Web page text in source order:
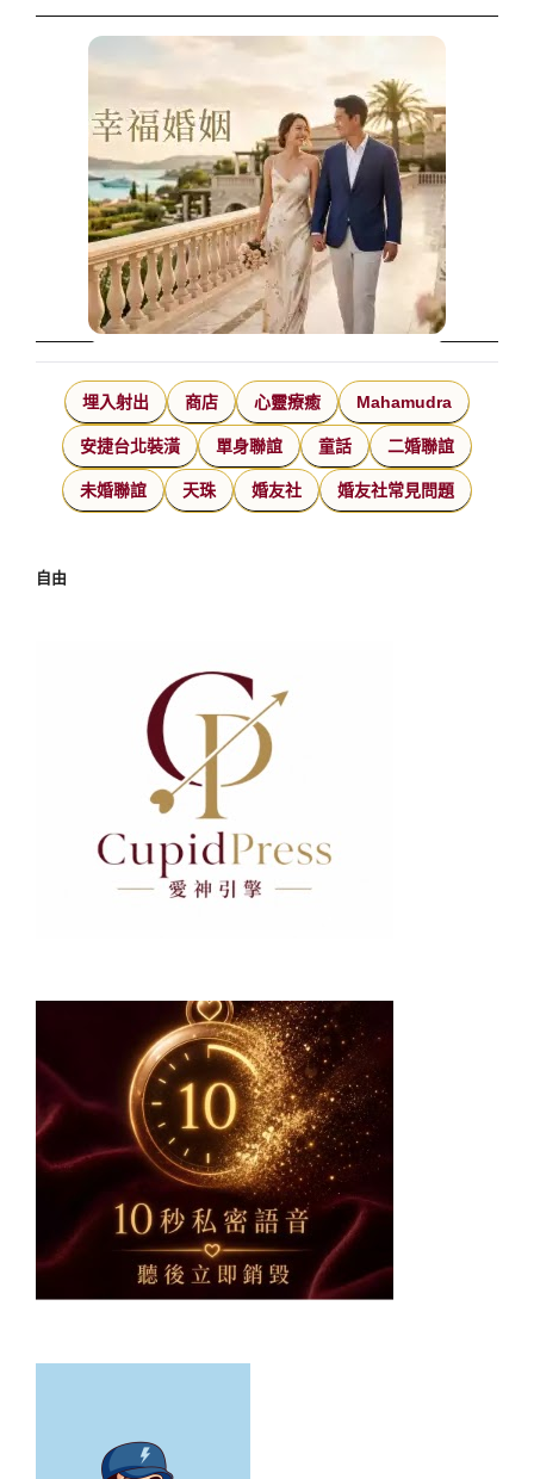
埋入射出 商店 心靈療癒 Mahamudra
安捷台北裝潢 單身聯誼 童話 二婚聯誼
未婚聯誼 天珠 婚友社 婚友社常見問題
自由